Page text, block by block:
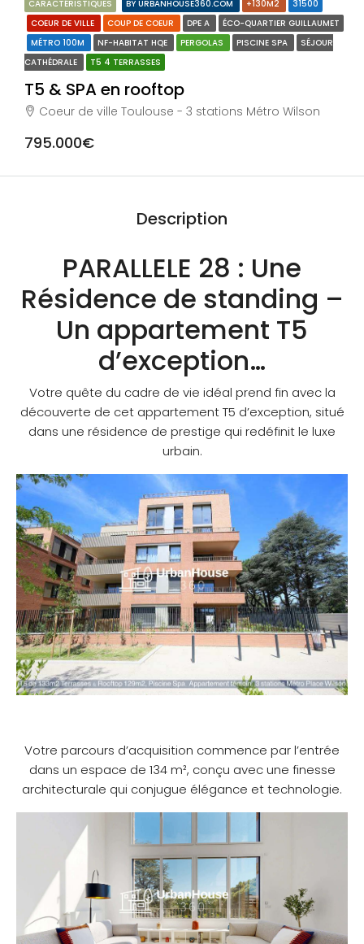
CARACTÉRISTIQUES BY URBANHOUSE360.COM +130M2
31500
COEUR DE VILLE
COUP DE COEUR DPE A
ÉCO-QUARTIER GUILLAUMET
MÉTRO 100M
NF-HABITAT HQE PERGOLAS PISCINE SPA
SÉJOUR
CATHÉDRALE
T5 4 TERRASSES
T5 & SPA en rooftop
Coeur de ville Toulouse - 3 stations Métro Wilson
795.000€
Description
PARALLELE 28 : Une
Résidence de standing –
Un appartement T5
d’exception…
Votre quête du cadre de vie idéal prend fin avec la
découverte de cet appartement T5 d’exception, situé
dans une résidence de prestige qui redéfinit le luxe
urbain.
Votre parcours d’acquisition commence par l’entrée
dans un espace de 134 m², conçu avec une finesse
architecturale qui conjugue élégance et technologie.